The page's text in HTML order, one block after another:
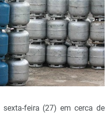
feira (27) em cerca de